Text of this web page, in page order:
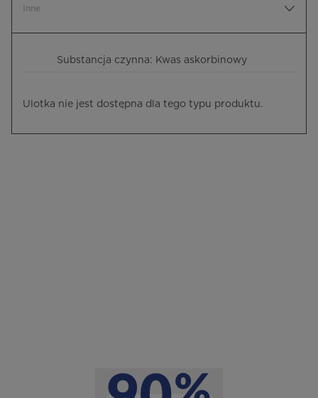
Inne
Substancja czynna: Kwas askorbinowy
Ulotka nie jest dostępna dla tego typu produktu.